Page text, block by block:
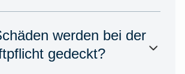
werden bei der
gedeckt?